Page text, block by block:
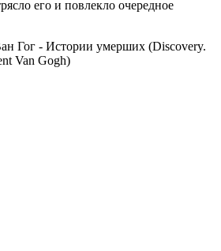
его и повлекло очередное